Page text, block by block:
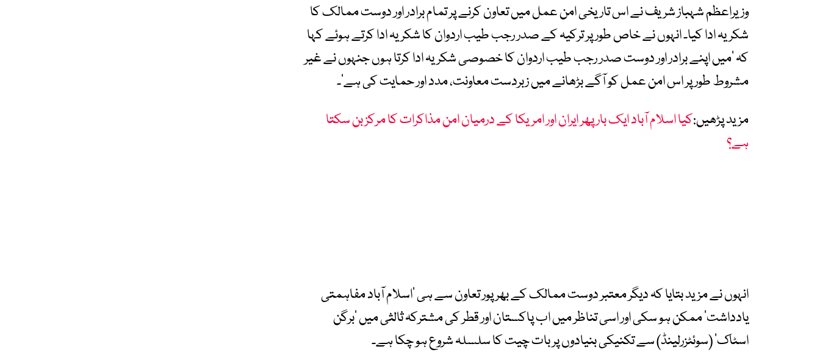
وزیراعظم شہباز شریف نے اس تاریخی امن عمل میں تعاون کرنے پر تمام برادر اور دوست ممالک کا
شکریہ ادا کیا۔ انہوں نے خاص طور پر ترکیہ کے صدر رجب طیب اردوان کا شکریہ ادا کرتے ہوئے کہا
کہ ’میں اپنے برادر اور دوست صدر رجب طیب اردوان کا خصوصی شکریہ ادا کرتا ہوں جنہوں نے غیر
مشروط طور پر اس امن عمل کو آگے بڑھانے میں زبردست معاونت، مدد اور حمایت کی ہے‘۔
مزید پڑھیں:کیا اسلام آباد ایک بار پھر ایران اور امریکا کے درمیان امن مذاکرات کا مرکز بن سکتا
ہے؟
انہوں نے مزید بتایا کہ دیگر معتبر دوست ممالک کے بھرپور تعاون سے ہی ’اسلام آباد مفاہمتی
یادداشت‘ ممکن ہو سکی اور اسی تناظر میں اب پاکستان اور قطر کی مشترکہ ثالثی میں ’برگن
اسٹاک‘ (سوئٹزرلینڈ) سے تکنیکی بنیادوں پر بات چیت کا سلسلہ شروع ہو چکا ہے۔